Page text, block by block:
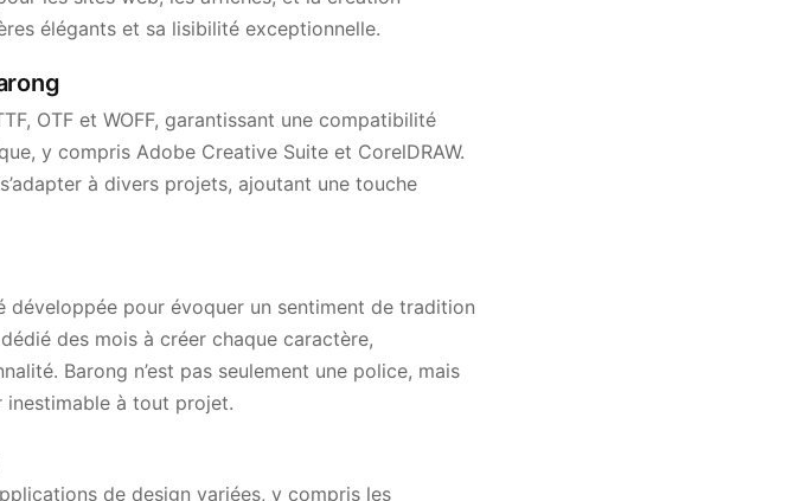
élégants et sa lisibilité exceptionnelle.
OTF et WOFF, garantissant une compatibilité
y compris Adobe Creative Suite et CorelDRAW.
à divers projets, ajoutant une touche
pour évoquer un sentiment de tradition
des mois à créer chaque caractère,
Barong n’est pas seulement une police, mais
inestimable à tout projet.
de design variées, y compris les